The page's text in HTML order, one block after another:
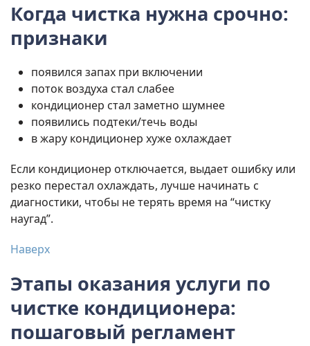
Когда чистка нужна срочно:
признаки
появился запах при включении
поток воздуха стал слабее
кондиционер стал заметно шумнее
появились подтеки/течь воды
в жару кондиционер хуже охлаждает
Если кондиционер отключается, выдает ошибку или
резко перестал охлаждать, лучше начинать с
диагностики, чтобы не терять время на “чистку
наугад”.
Наверх
Этапы оказания услуги по
чистке кондиционера:
пошаговый регламент